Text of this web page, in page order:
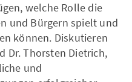
welche Rolle die
und Bürgern spielt und
können. Diskutieren
Dr. Thorsten Dietrich,
und